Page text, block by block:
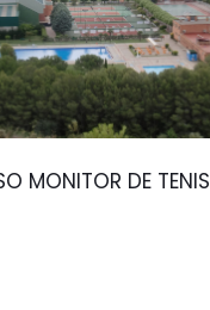
MONITOR DE TENIS